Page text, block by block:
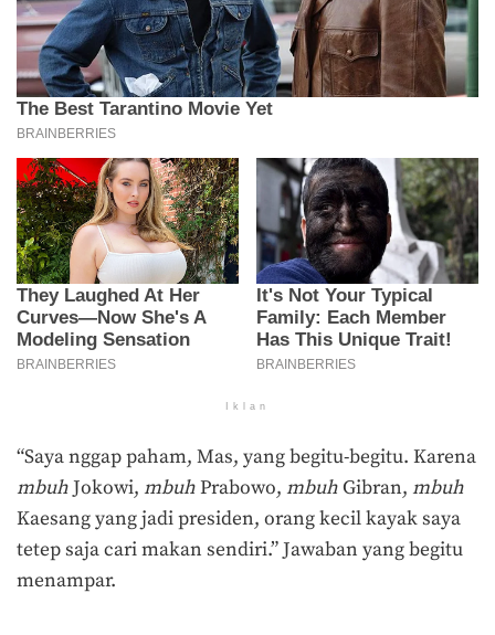
Iklan
“Saya nggap paham, Mas, yang begitu-begitu. Karena
mbuhJokowi, mbuhPrabowo, mbuhGibran, mbuh
Kaesang yang jadi presiden, orang kecil kayak saya
tetep saja cari makan sendiri.” Jawaban yang begitu
menampar.